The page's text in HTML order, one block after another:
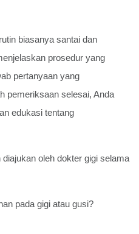
biasanya santai dan
prosedur yang
pertanyaan yang
pemeriksaan selesai, Anda
edukasi tentang
oleh dokter gigi selama
pada gigi atau gusi?